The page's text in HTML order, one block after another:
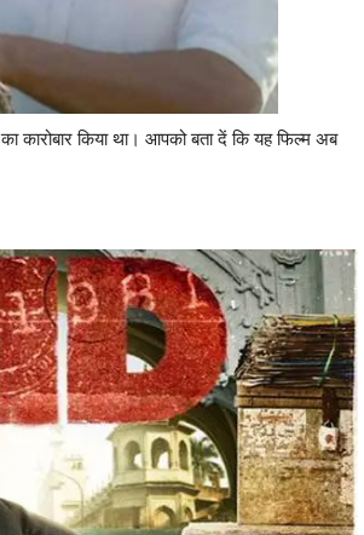
किया था। आपको बता दें कि यह फिल्म अब